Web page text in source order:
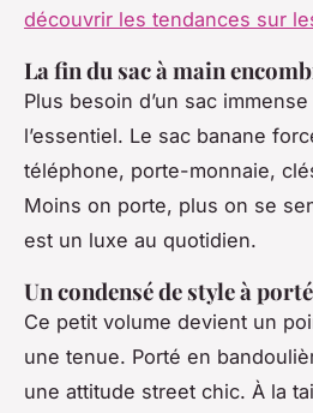
découvrir les tendances sur
La fin du sac à main
Plus besoin d’un sac
l’essentiel. Le sac banane
téléphone, porte-monnaie,
Moins on porte, plus on se
est un luxe au quotidien.
Un condensé de style à
Ce petit volume devient un
une tenue. Porté en
une attitude street chic. À la